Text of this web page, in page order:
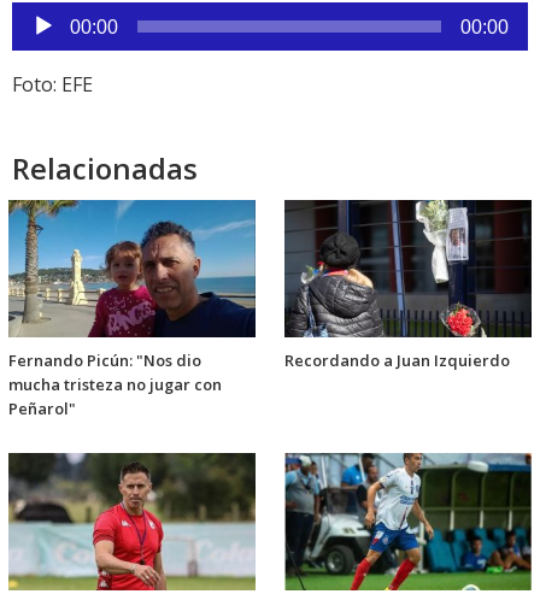
Reproductor
de
audio
00:00 00:00
Foto: EFE
Relacionadas
Fernando Picún: "Nos dio
mucha tristeza no jugar con
Peñarol"
Recordando a Juan Izquierdo